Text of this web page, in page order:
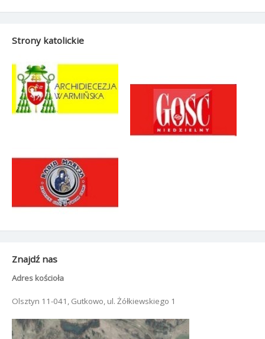
Strony katolickie
Znajdź nas
Adres kościoła
Olsztyn 11-041, Gutkowo, ul. Żółkiewskiego 1